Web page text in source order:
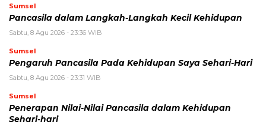
Sumsel
Pancasila dalam Langkah-Langkah Kecil Kehidupan
Sabtu, 8 Agu 2026 - 23:36 WIB
Sumsel
Pengaruh Pancasila Pada Kehidupan Saya Sehari-Hari
Sabtu, 8 Agu 2026 - 23:31 WIB
Sumsel
Penerapan Nilai-Nilai Pancasila dalam Kehidupan
Sehari-hari